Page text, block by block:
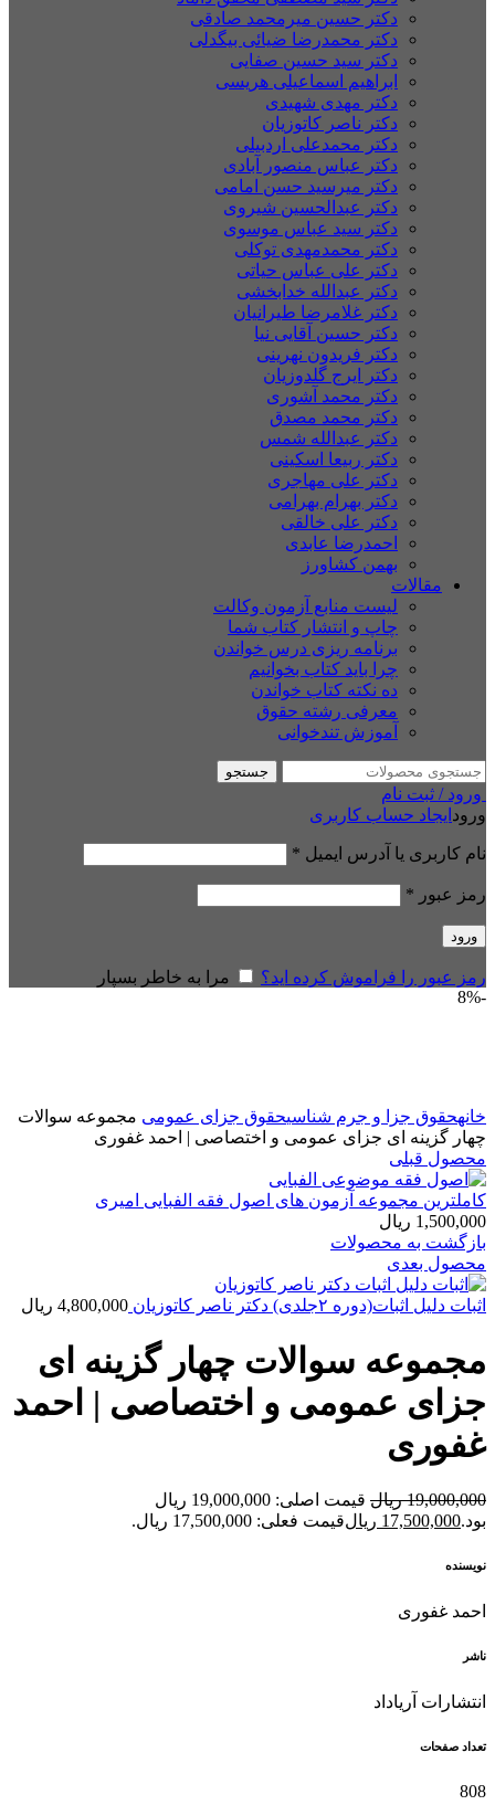
دکتر حسین میرمحمد صادقی
دکتر محمدرضا ضیائی بیگدلی
دکتر سید حسین صفایی
ابراهیم اسماعیلی هریسی
دکتر مهدی شهیدی
دکتر ناصر کاتوزیان
دکتر محمدعلی اردبیلی
دکتر عباس منصور آبادی
دکتر میرسید حسن امامی
دکتر عبدالحسین شیروی
دکتر سید عباس موسوی
دکتر محمدمهدی توکلی
دکتر علی عباس حیاتی
دکتر عبدالله خدابخشی
دکتر غلامرضا طیرانیان
دکتر حسین آقایی نیا
دکتر فریدون نهرینی
دکتر ایرج گلدوزیان
دکتر محمد آشوری
دکتر محمد مصدق
دکتر عبدالله شمس
دکتر ربیعا اسکینی
دکتر علی مهاجری
دکتر بهرام بهرامی
دکتر علی خالقی
احمدرضا عابدی
بهمن کشاورز
مقالات
لیست منابع آزمون وکالت
چاپ و انتشار کتاب شما
برنامه ریزی درس خواندن
چرا باید کتاب بخوانیم
ده نکته کتاب خواندن
معرفی رشته حقوق
آموزش تندخوانی
جستجو
ورود / ثبت نام
ورود ایجاد حساب کاربری
نام کاربری یا آدرس ایمیل *
رمز عبور *
ورود
رمز عبور را فراموش کرده اید؟
مرا به خاطر بسپار
-8%
خانهحقوق جزا و جرم شناسیحقوق جزای عمومی مجموعه سوالات
چهار گزینه ای جزای عمومی و اختصاصی | احمد غفوری
محصول قبلی
کاملترین مجموعه آزمون های اصول فقه الفبايی امیری
1,500,000 ریال
بازگشت به محصولات
محصول بعدی
اثبات دليل اثبات(دوره ٢جلدی) دکتر ناصر کاتوزیان 4,800,000 ریال
مجموعه سوالات چهار گزینه ای
جزای عمومی و اختصاصی | احمد
غفوری
19,000,000 ریال
قیمت اصلی: 19,000,000 ریال
بود.17,500,000 ریالقیمت فعلی: 17,500,000 ریال.
نویسنده
احمد غفوری
ناشر
انتشارات آریاداد
تعداد صفحات
808